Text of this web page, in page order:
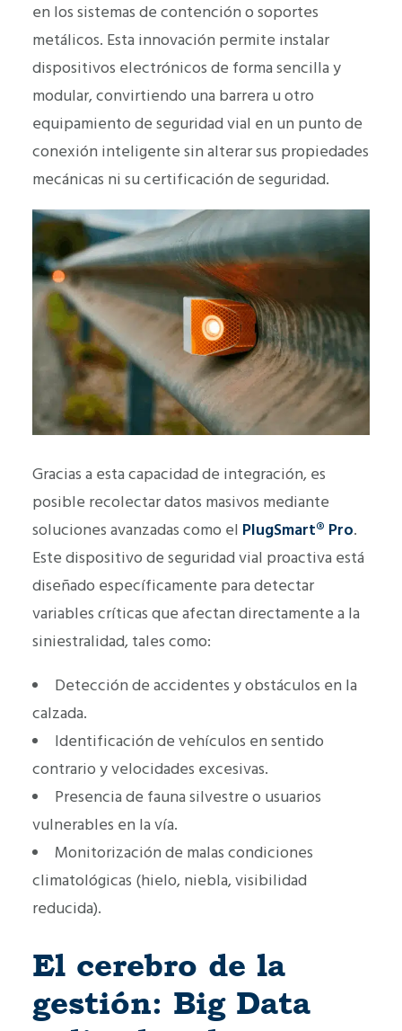
en los sistemas de contención o soportes
metálicos. Esta innovación permite instalar
dispositivos electrónicos de forma sencilla y
modular, convirtiendo una barrera u otro
equipamiento de seguridad vial en un punto de
conexión inteligente sin alterar sus propiedades
mecánicas ni su certificación de seguridad.
Gracias a esta capacidad de integración, es
posible recolectar datos masivos mediante
soluciones avanzadas como el PlugSmart® Pro.
Este dispositivo de seguridad vial proactiva está
diseñado específicamente para detectar
variables críticas que afectan directamente a la
siniestralidad, tales como:
Detección de accidentes y obstáculos en la
calzada.
Identificación de vehículos en sentido
contrario y velocidades excesivas.
Presencia de fauna silvestre o usuarios
vulnerables en la vía.
Monitorización de malas condiciones
climatológicas (hielo, niebla, visibilidad
reducida).
El cerebro de la
gestión: Big Data